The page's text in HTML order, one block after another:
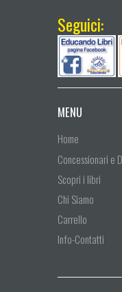
Seguici:
MENU
Home
Concessionari e
Scopri i libri
Chi Siamo
Carrello
Info-Contatti